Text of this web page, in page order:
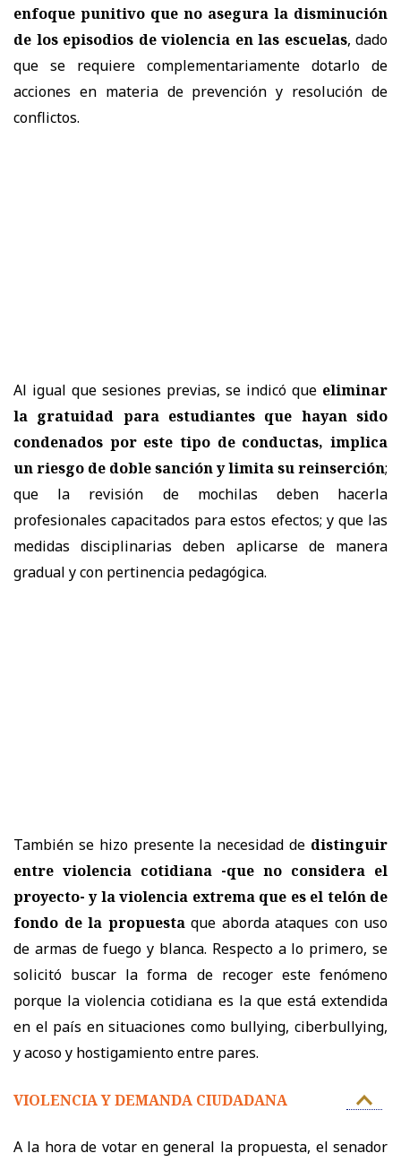
enfoque punitivo que no asegura la disminución
de los episodios de violencia en las escuelas, dado
que se requiere complementariamente dotarlo de
acciones en materia de prevención y resolución de
conflictos.
Al igual que sesiones previas, se indicó que eliminar
la gratuidad para estudiantes que hayan sido
condenados por este tipo de conductas, implica
un riesgo de doble sanción y limita su reinserción;
que la revisión de mochilas deben hacerla
profesionales capacitados para estos efectos; y que las
medidas disciplinarias deben aplicarse de manera
gradual y con pertinencia pedagógica.
También se hizo presente la necesidad de distinguir
entre violencia cotidiana -que no considera el
proyecto- y la violencia extrema que es el telón de
fondo de la propuestaque aborda ataques con uso
de armas de fuego y blanca. Respecto a lo primero, se
solicitó buscar la forma de recoger este fenómeno
porque la violencia cotidiana es la que está extendida
en el país en situaciones como bullying, ciberbullying,
y acoso y hostigamiento entre pares.
VIOLENCIA Y DEMANDA CIUDADANA
A la hora de votar en general la propuesta, el senador